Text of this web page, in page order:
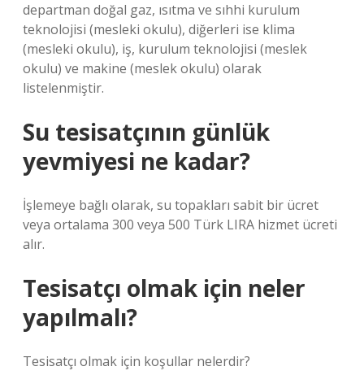
departman doğal gaz, ısıtma ve sıhhi kurulum
teknolojisi (mesleki okulu), diğerleri ise klima
(mesleki okulu), iş, kurulum teknolojisi (meslek
okulu) ve makine (meslek okulu) olarak
listelenmiştir.
Su tesisatçının günlük
yevmiyesi ne kadar?
İşlemeye bağlı olarak, su topakları sabit bir ücret
veya ortalama 300 veya 500 Türk LIRA hizmet ücreti
alır.
Tesisatçı olmak için neler
yapılmalı?
Tesisatçı olmak için koşullar nelerdir?